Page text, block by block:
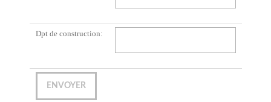
Dpt de construction: